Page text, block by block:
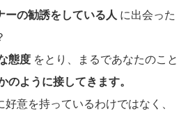
ーの勧誘をしている人 に出会った
態度 をとり、まるであなたのこと
のように接してきます。
好意を持っているわけではなく、